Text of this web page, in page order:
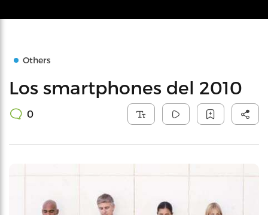
Others
Los smartphones del 2010
0